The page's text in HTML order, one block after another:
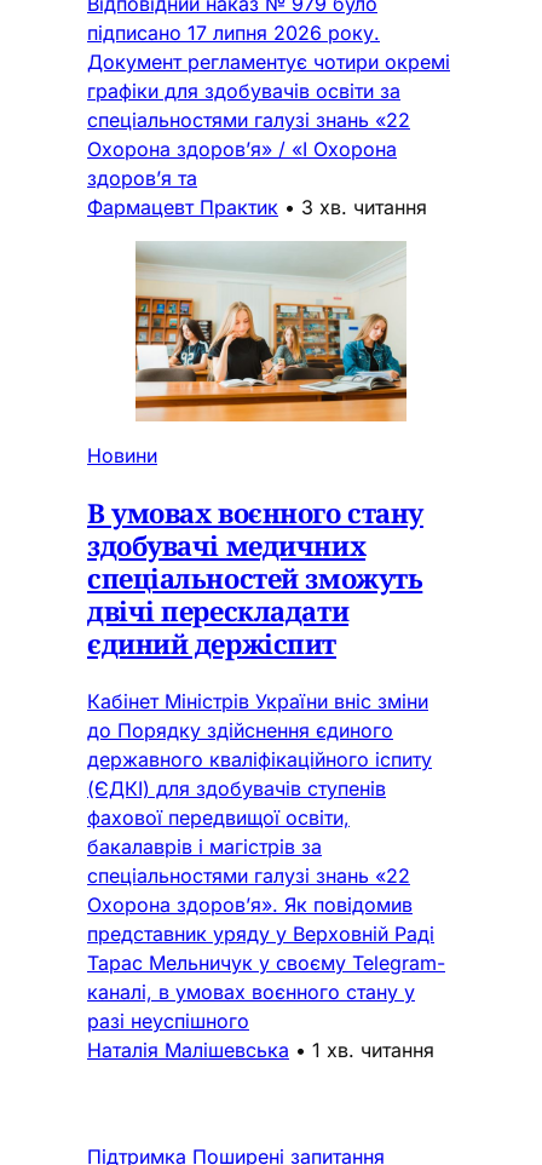
підписано 17 липня 2026 року.
Документ регламентує чотири окремі
графіки для здобувачів освіти за
спеціальностями галузі знань «22
Охорона здоров’я» / «I Охорона
здоров’я та
Фармацевт Практик • 3 хв. читання
Новини
В умовах воєнного стану
здобувачі медичних
спеціальностей зможуть
двічі перескладати
єдиний держіспит
Кабінет Міністрів України вніс зміни
до Порядку здійснення єдиного
державного кваліфікаційного іспиту
(ЄДКІ) для здобувачів ступенів
фахової передвищої освіти,
бакалаврів і магістрів за
спеціальностями галузі знань «22
Охорона здоров’я». Як повідомив
представник уряду у Верховній Раді
Тарас Мельничук у своєму Telegram-
каналі, в умовах воєнного стану у
разі неуспішного
Наталія Малішевська • 1 хв. читання
Підтримка Поширені запитання